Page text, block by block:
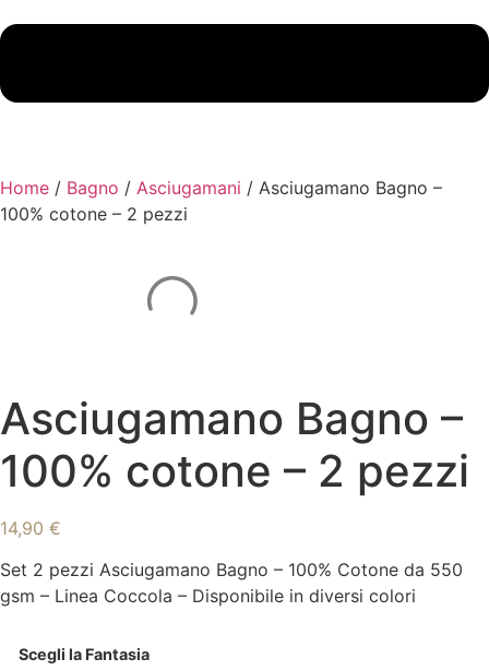
Home / Bagno / Asciugamani / Asciugamano Bagno –
100% cotone – 2 pezzi
Asciugamano Bagno –
100% cotone – 2 pezzi
14,90 €
Set 2 pezzi Asciugamano Bagno – 100% Cotone da 550
gsm – Linea Coccola – Disponibile in diversi colori
Scegli la Fantasia